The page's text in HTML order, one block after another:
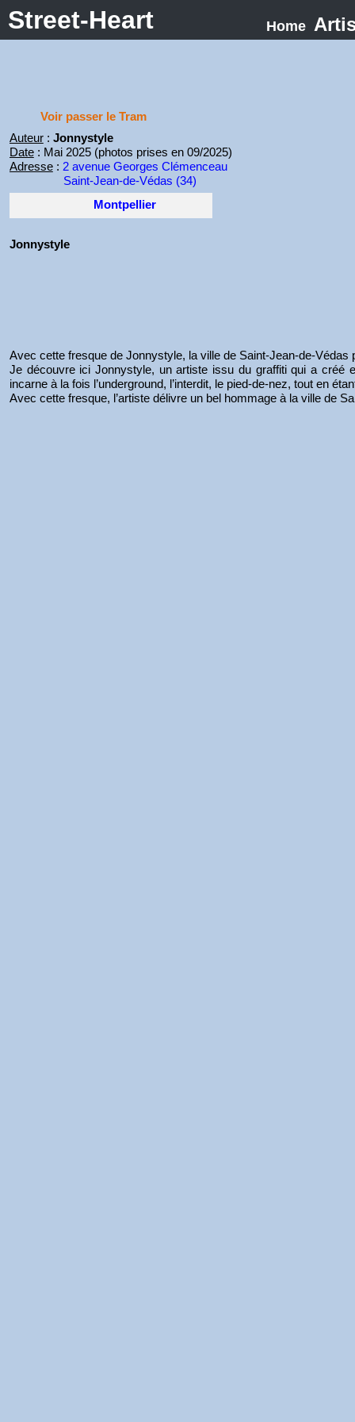
Street-Heart Home
Voir passer le Tram
Auteur: Jonnystyle
Date: Mai 2025 (photos prises en 09/2025)
Adresse: 2 avenue Georges Clémenceau
Saint-Jean-de-Védas (34)
Montpellier
Jonnystyle
Avec cette fresque de Jonnystyle, la ville de Saint-Jean-de-
Je découvre ici Jonnystyle, un artiste issu du graffiti qui a créé
incarne à la fois l’underground, l’interdit, le pied-de-nez, tout en
Avec cette fresque, l’artiste délivre un bel hommage à la ville de